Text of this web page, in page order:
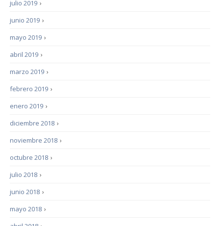
›
julio 2019
›
junio 2019
›
mayo 2019
›
abril 2019
›
marzo 2019
›
febrero 2019
›
enero 2019
›
diciembre 2018
›
noviembre 2018
›
octubre 2018
›
julio 2018
›
junio 2018
›
mayo 2018